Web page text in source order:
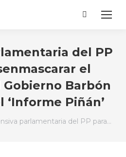
Buscar:
del PP
el
Barbón
Piñán’
parlamentaria del PP para…